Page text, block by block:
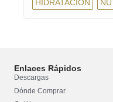
HIDRATACIÓN
Enlaces Rápidos
Descargas
Dónde Comprar